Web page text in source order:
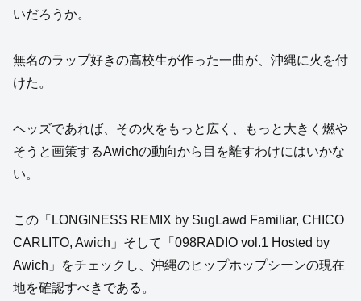
いだろうか。
無名のラップ好きの高校生が作った一曲が、沖縄に火を付
けた。
ヘッズであれば、その火をもっと広く、もっと大きく燃や
そうと画策するAwichの動向から目を離すわけにはいかな
い。
この「LONGINESS REMIX by SugLawd Familiar, CHICO
CARLITO, Awich」そして「098RADIO vol.1 Hosted by
Awich」をチェックし、沖縄のヒップホップシーンの現在
地を確認すべきである。